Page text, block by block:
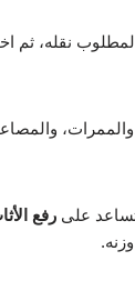
المطلوب نقله، ثم
على رفع